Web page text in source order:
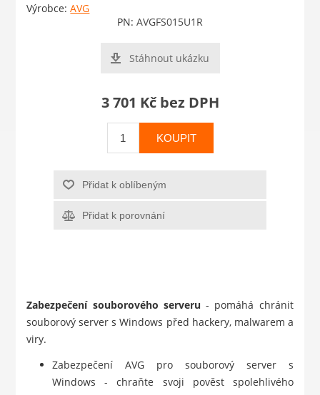
Výrobce: AVG
PN: AVGFS015U1R
Stáhnout ukázku
3 701 Kč bez DPH
KOUPIT
Přidat k oblíbeným
Přidat k porovnání
Zabezpečení souborového serveru - pomáhá chránit
souborový server s Windows před hackery, malwarem a
viry.
Zabezpečení AVG pro souborový server s
Windows - chraňte svoji pověst spolehlivého